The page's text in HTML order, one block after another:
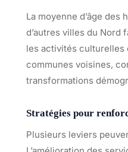
La moyenne d’âge
d’autres villes du Nord
les activités culturelles
communes voisines,
transformations
Stratégies pour
Plusieurs leviers